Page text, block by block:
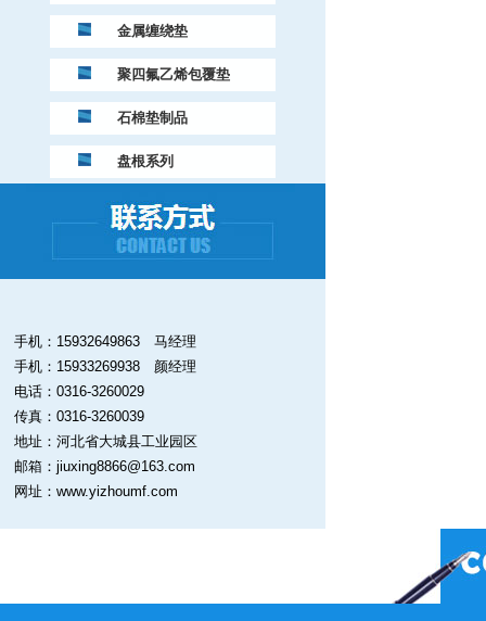
金属缠绕垫
聚四氟乙烯包覆垫
石棉垫制品
盘根系列
手机：15932649863 马经理
手机：15933269938 颜经理
电话：0316-3260029
传真：0316-3260039
地址：河北省大城县工业园区
邮箱：jiuxing8866@163.com
网址：www.yizhoumf.com